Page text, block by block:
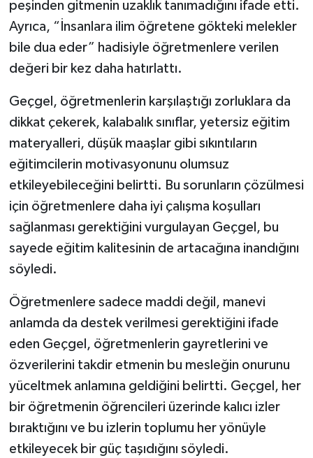
peşinden gitmenin uzaklık tanımadığını ifade etti.
Ayrıca, “İnsanlara ilim öğretene gökteki melekler
bile dua eder” hadisiyle öğretmenlere verilen
değeri bir kez daha hatırlattı.
Geçgel, öğretmenlerin karşılaştığı zorluklara da
dikkat çekerek, kalabalık sınıflar, yetersiz eğitim
materyalleri, düşük maaşlar gibi sıkıntıların
eğitimcilerin motivasyonunu olumsuz
etkileyebileceğini belirtti. Bu sorunların çözülmesi
için öğretmenlere daha iyi çalışma koşulları
sağlanması gerektiğini vurgulayan Geçgel, bu
sayede eğitim kalitesinin de artacağına inandığını
söyledi.
Öğretmenlere sadece maddi değil, manevi
anlamda da destek verilmesi gerektiğini ifade
eden Geçgel, öğretmenlerin gayretlerini ve
özverilerini takdir etmenin bu mesleğin onurunu
yüceltmek anlamına geldiğini belirtti. Geçgel, her
bir öğretmenin öğrencileri üzerinde kalıcı izler
bıraktığını ve bu izlerin toplumu her yönüyle
etkileyecek bir güç taşıdığını söyledi.